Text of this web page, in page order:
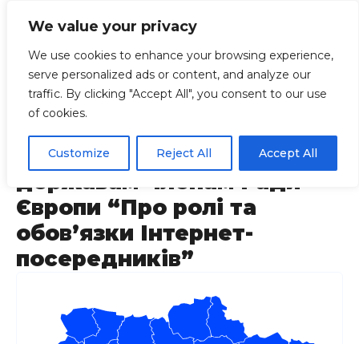
We value your privacy
We use cookies to enhance your browsing experience,
serve personalized ads or content, and analyze our
traffic. By clicking "Accept All", you consent to our use
of cookies.
Customize Reject All Accept All
Головна Регіони Закони
Рекомендації Комітету
Міністрів Ради Європи
державам-членам Ради
Європи “Про ролі та
обов’язки Інтернет-
посередників”